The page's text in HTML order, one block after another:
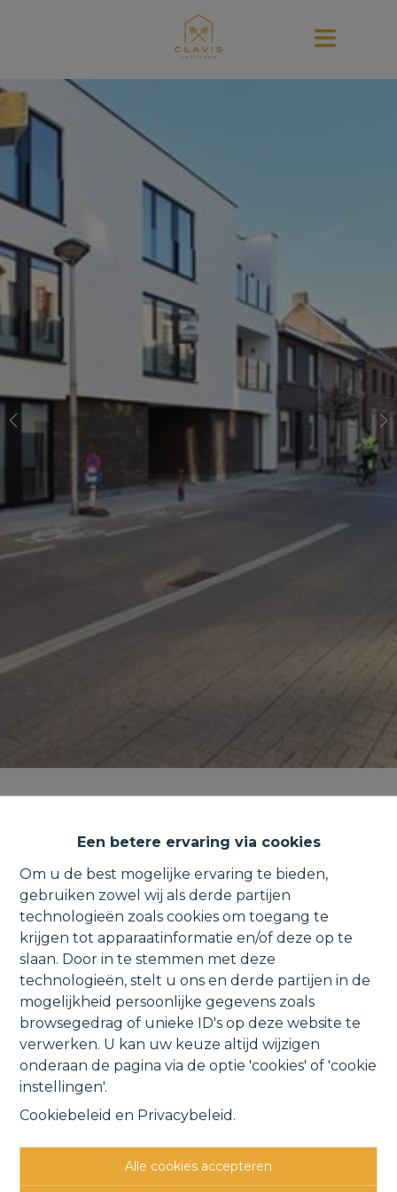
Een betere ervaring via cookies
Om u de best mogelijke ervaring te bieden,
gebruiken zowel wij als derde partijen
technologieën zoals cookies om toegang te
krijgen tot apparaatinformatie en/of deze op te
slaan. Door in te stemmen met deze
technologieën, stelt u ons en derde partijen in de
mogelijkheid persoonlijke gegevens zoals
browsegedrag of unieke ID's op deze website te
verwerken. U kan uw keuze altijd wijzigen
onderaan de pagina via de optie 'cookies' of 'cookie
instellingen'.
Cookiebeleid en Privacybeleid .
Alle cookies accepteren
Nieuwbouw appartement met
zonneterras en parking in het
centrum.
Stationsstraat 18 2.1, 1880 Kapelle-op-den-Bos
VERHUURD
Vorige